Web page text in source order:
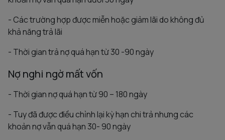
- Các trường hợp được miễn hoặc giảm lãi do không đủ
khả năng trả lãi
- Thời gian trả nợ quá hạn từ 30 -90 ngày
Nợ nghi ngờ mất vốn
- Thời gian nợ quá hạn từ 90 – 180 ngày
- Tuy đã được điều chỉnh lại kỳ hạn chi trả nhưng các
khoản nợ vẫn quá hạn 30- 90 ngày